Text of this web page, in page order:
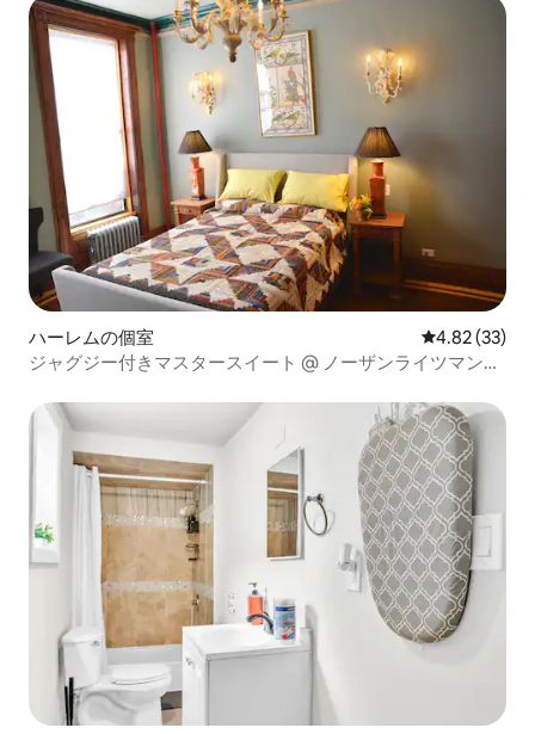
ハーレムの個室 レビュー33
4.82 (33)
ジャグジー付きマスタースイート @ ノーザンライツマンシ